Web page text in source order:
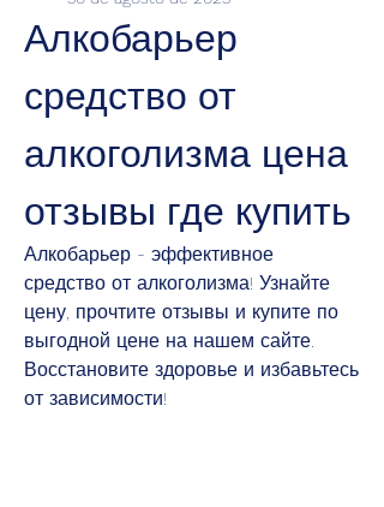
Алкобарьер
средство от
алкоголизма цена
отзывы где купить
Алкобарьер - эффективное
средство от алкоголизма! Узнайте
цену, прочтите отзывы и купите по
выгодной цене на нашем сайте.
Восстановите здоровье и избавьтесь
от зависимости!